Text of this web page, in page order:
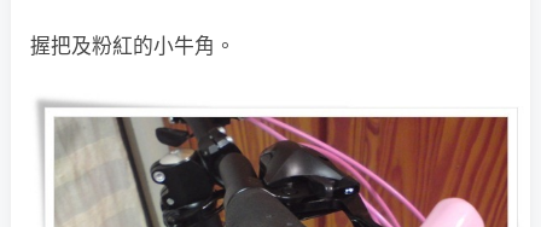
握把及粉紅的小牛角。